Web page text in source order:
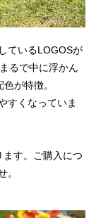
ているLOGOSが
るで中に浮かん
が特徴。
すくなっていま
す。ご購入につ
。